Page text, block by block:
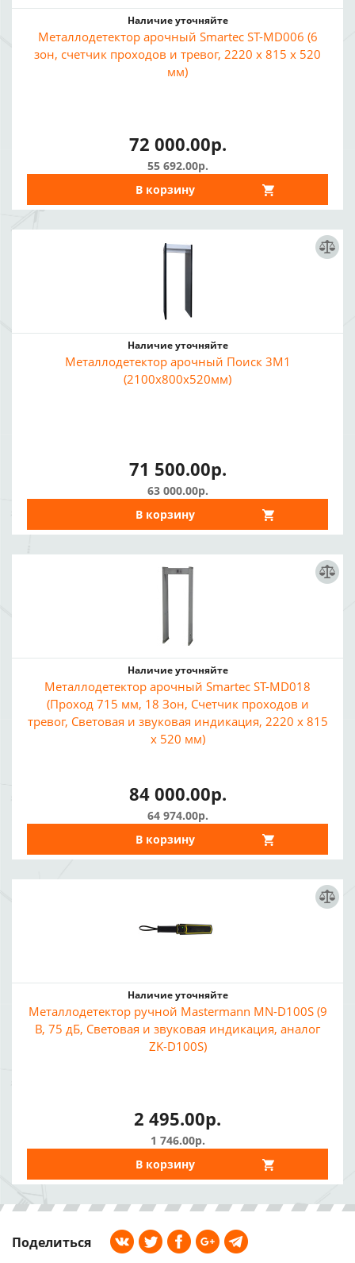
Наличие уточняйте
Металлодетектор арочный Smartec ST-MD006 (6
зон, счетчик проходов и тревог, 2220 х 815 х 520
мм)
72 000.00р.
55 692.00р.
В корзину
Наличие уточняйте
Металлодетектор арочный Поиск 3М1
(2100х800х520мм)
71 500.00р.
63 000.00р.
В корзину
Наличие уточняйте
Металлодетектор арочный Smartec ST-MD018
(Проход 715 мм, 18 Зон, Счетчик проходов и
тревог, Световая и звуковая индикация, 2220 х 815
х 520 мм)
84 000.00р.
64 974.00р.
В корзину
Наличие уточняйте
Металлодетектор ручной Mastermann MN-D100S (9
В, 75 дБ, Световая и звуковая индикация, аналог
ZK-D100S)
2 495.00р.
1 746.00р.
В корзину
Поделиться